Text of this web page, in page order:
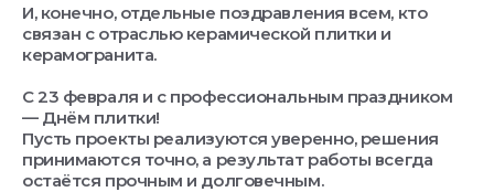
И, конечно, отдельные поздравления всем, кто
связан с отраслью керамической плитки и
керамогранита.
С 23 февраля и с профессиональным праздником
— Днём плитки!
Пусть проекты реализуются уверенно, решения
принимаются точно, а результат работы всегда
остаётся прочным и долговечным.